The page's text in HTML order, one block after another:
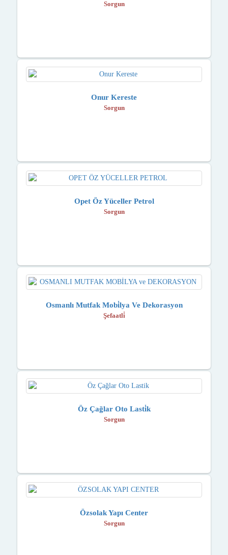
Sorgun
Onur Kereste
Sorgun
Opet Öz Yüceller Petrol
Sorgun
Osmanlı Mutfak Mobi̇lya Ve Dekorasyon
Şefaatli̇
Öz Çağlar Oto Lasti̇k
Sorgun
Özsolak Yapı Center
Sorgun